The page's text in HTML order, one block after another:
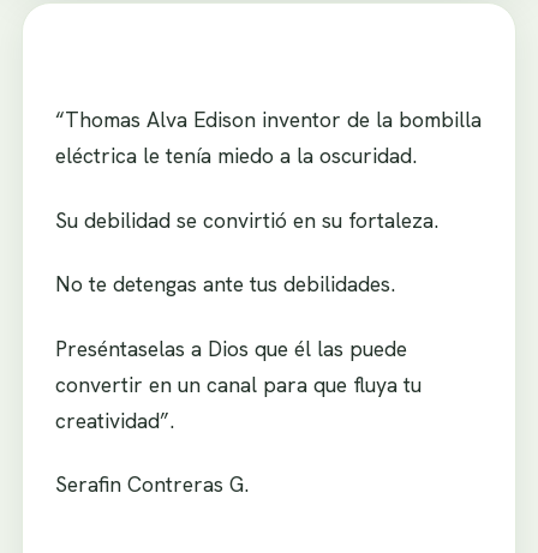
“Thomas Alva Edison inventor de la bombilla
eléctrica le tenía miedo a la oscuridad.
Su debilidad se convirtió en su fortaleza.
No te detengas ante tus debilidades.
Preséntaselas a Dios que él las puede
convertir en un canal para que fluya tu
creatividad”.
Serafin Contreras G.